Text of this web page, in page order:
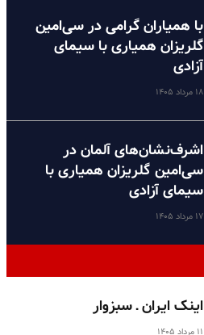
با همیاران گرامی در سی‌امین
گلریزان همیاری با سیمای
آزادی
۱۸ مرداد ۱۴۰۵
اشرف‌نشان‌های آلمان در
سی‌امین گلریزان همیاری با
سیمای آزادی
۱۷ مرداد ۱۴۰۵
اینک ایران ـ سبزوار
۱۱ مرداد ۱۴۰۵